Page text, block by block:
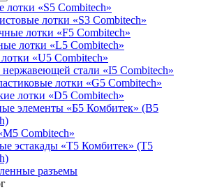
лотки «S5 Combitech»
лотки «S3 Combitech»
лотки «F5 Combitech»
лотки «L5 Combitech»
«U5 Combitech»
стали «I5 Combitech»
лотки «G5 Combitech»
лотки «D5 Combitech»
элементы «Б5 Комбитек» (B5
Combitech»
эстакады «Т5 Комбитек» (T5
разъемы